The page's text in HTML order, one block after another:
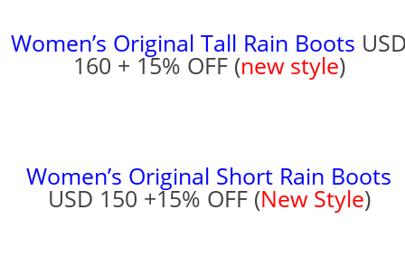
Women’s Original Tall Rain Boots
160 + 15% OFF (new style)
Women’s Original Short Rain Boots
USD 150 +15% OFF (New Style)